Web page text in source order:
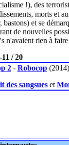
!), des
morts et
et se
de nouvelles
n'avaient rien à
/ 20
2 - Robocop (2014)
des sangsueset